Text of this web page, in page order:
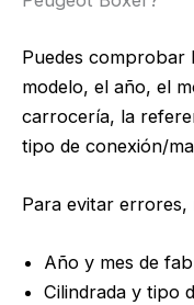
Puedes comprobar
modelo, el año, el
carrocería, la
tipo de conexión/
Para evitar errores,
Año y mes de
Cilindrada y tipo